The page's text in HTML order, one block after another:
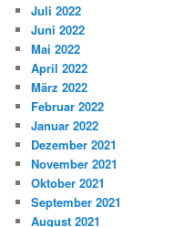
Juli 2022
Juni 2022
Mai 2022
April 2022
März 2022
Februar 2022
Januar 2022
Dezember 2021
November 2021
Oktober 2021
September 2021
August 2021